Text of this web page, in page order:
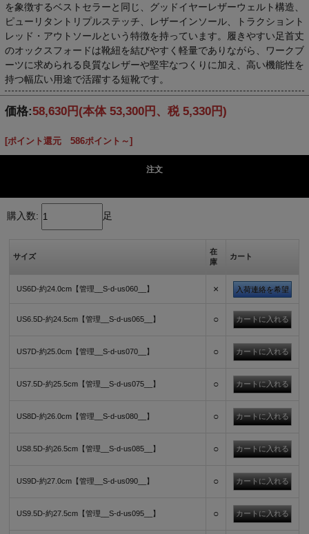
を象徴するベストセラーと同じ、グッドイヤーレザーウェルト構造、
ピューリタントリプルステッチ、レザーインソール、トラクショント
レッド・アウトソールという特徴を持っています。履きやすい足首丈
のオックスフォードは靴紐を結びやすく軽量でありながら、ワークブ
ーツに求められる良質なレザーや堅牢なつくりに加え、高い機能性を
持つ幅広い用途で活躍する短靴です。
価格:58,630円 (本体 53,300円、税 5,330円)
[ポイント還元 586ポイント～]
注文
購入数: 足
サイズ
在
庫
カート
US6D-約24.0cm【管理__S-d-us060__】 × 入荷連絡を希望
US6.5D-約24.5cm【管理__S-d-us065__】 ○
US7D-約25.0cm【管理__S-d-us070__】 ○
US7.5D-約25.5cm【管理__S-d-us075__】 ○
US8D-約26.0cm【管理__S-d-us080__】 ○
US8.5D-約26.5cm【管理__S-d-us085__】 ○
US9D-約27.0cm【管理__S-d-us090__】 ○
US9.5D-約27.5cm【管理__S-d-us095__】 ○